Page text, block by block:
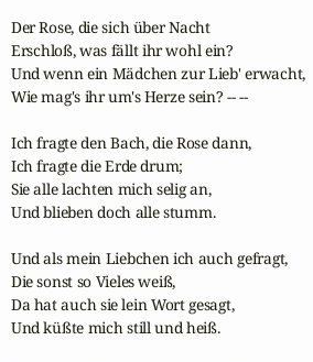
Der Rose, die sich über Nacht
Erschloß, was fällt ihr wohl ein?
Und wenn ein Mädchen zur Lieb' erwacht,
Wie mag's ihr um's Herze sein? -- --
Ich fragte den Bach, die Rose dann,
Ich fragte die Erde drum;
Sie alle lachten mich selig an,
Und blieben doch alle stumm.
Und als mein Liebchen ich auch gefragt,
Die sonst so Vieles weiß,
Da hat auch sie lein Wort gesagt,
Und küßte mich still und heiß.